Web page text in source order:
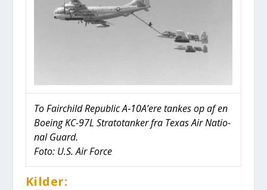
To Fair­child Repu­blic A‑10A’ere tan­kes op af en
Boe­ing KC-97L Stra­to­tan­ker fra Texas Air Natio­
nal Guard.
Foto: U.S. Air For­ce
Kil­der: